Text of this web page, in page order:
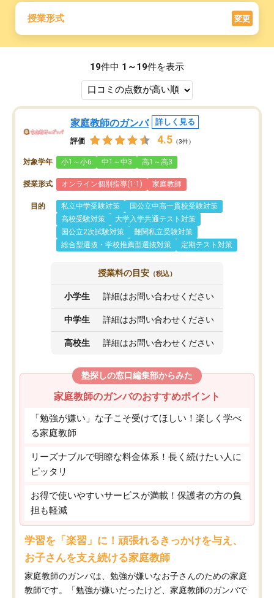
授業形式 変更
19件中 1～19件を表示
家庭教師のガンバ 詳しく見る
評価 4.5 （3件）
対象学年 小1～小6 中1～中3 高1～高3
授業形式 オンライン個別指導(1:1) 家庭教師
目的 私立中学受験対策
国公立中高一貫校受験対策
高校受験対策
大学入学共通テスト対策
国公立2次試験対策
難関私立受験対策
総合型選抜・学校推薦型選抜対策
定期テスト対策
授業料の目安 （税込）
小学生 詳細はお問い合わせください
中学生 詳細はお問い合わせください
高校生 詳細はお問い合わせください
塾探しの窓口編集部からみた
家庭教師のガンバのおすすめポイント
「勉強が嫌い」な子こそ受けてほしい！楽しく学べ
る家庭教師
リーズナブルで明瞭な料金体系！長く続けたい人に
ピッタリ
お得で使いやすいサービスが満載！保護者の方の負
担も軽減
学習を「楽習」に！頑張れるきっかけを与え、
お子さんを支え続ける家庭教師
家庭教師のガンバは、勉強が嫌いなお子さんのための家庭
教師です。「勉強が嫌いだったけど、家庭教師のガンバで